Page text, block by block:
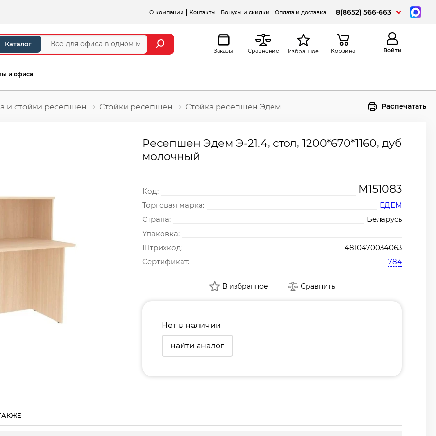
О компании Контакты Бонусы и скидки Оплата и доставка 8(8652) 566-663
Каталог
Заказы Сравнение Избранное Корзина Войти
и офиса
и стойки ресепшен Стойки ресепшен Стойка ресепшен Эдем Распечатать
Ресепшен Эдем Э-21.4, стол, 1200*670*1160, дуб
молочный
Код: М151083
Торговая марка:
ЕДЕМ
Страна:
Беларусь
Упаковка:
Штрихкод:
4810470034063
Сертификат:
784
В избранное Сравнить
Нет в наличии
найти аналог